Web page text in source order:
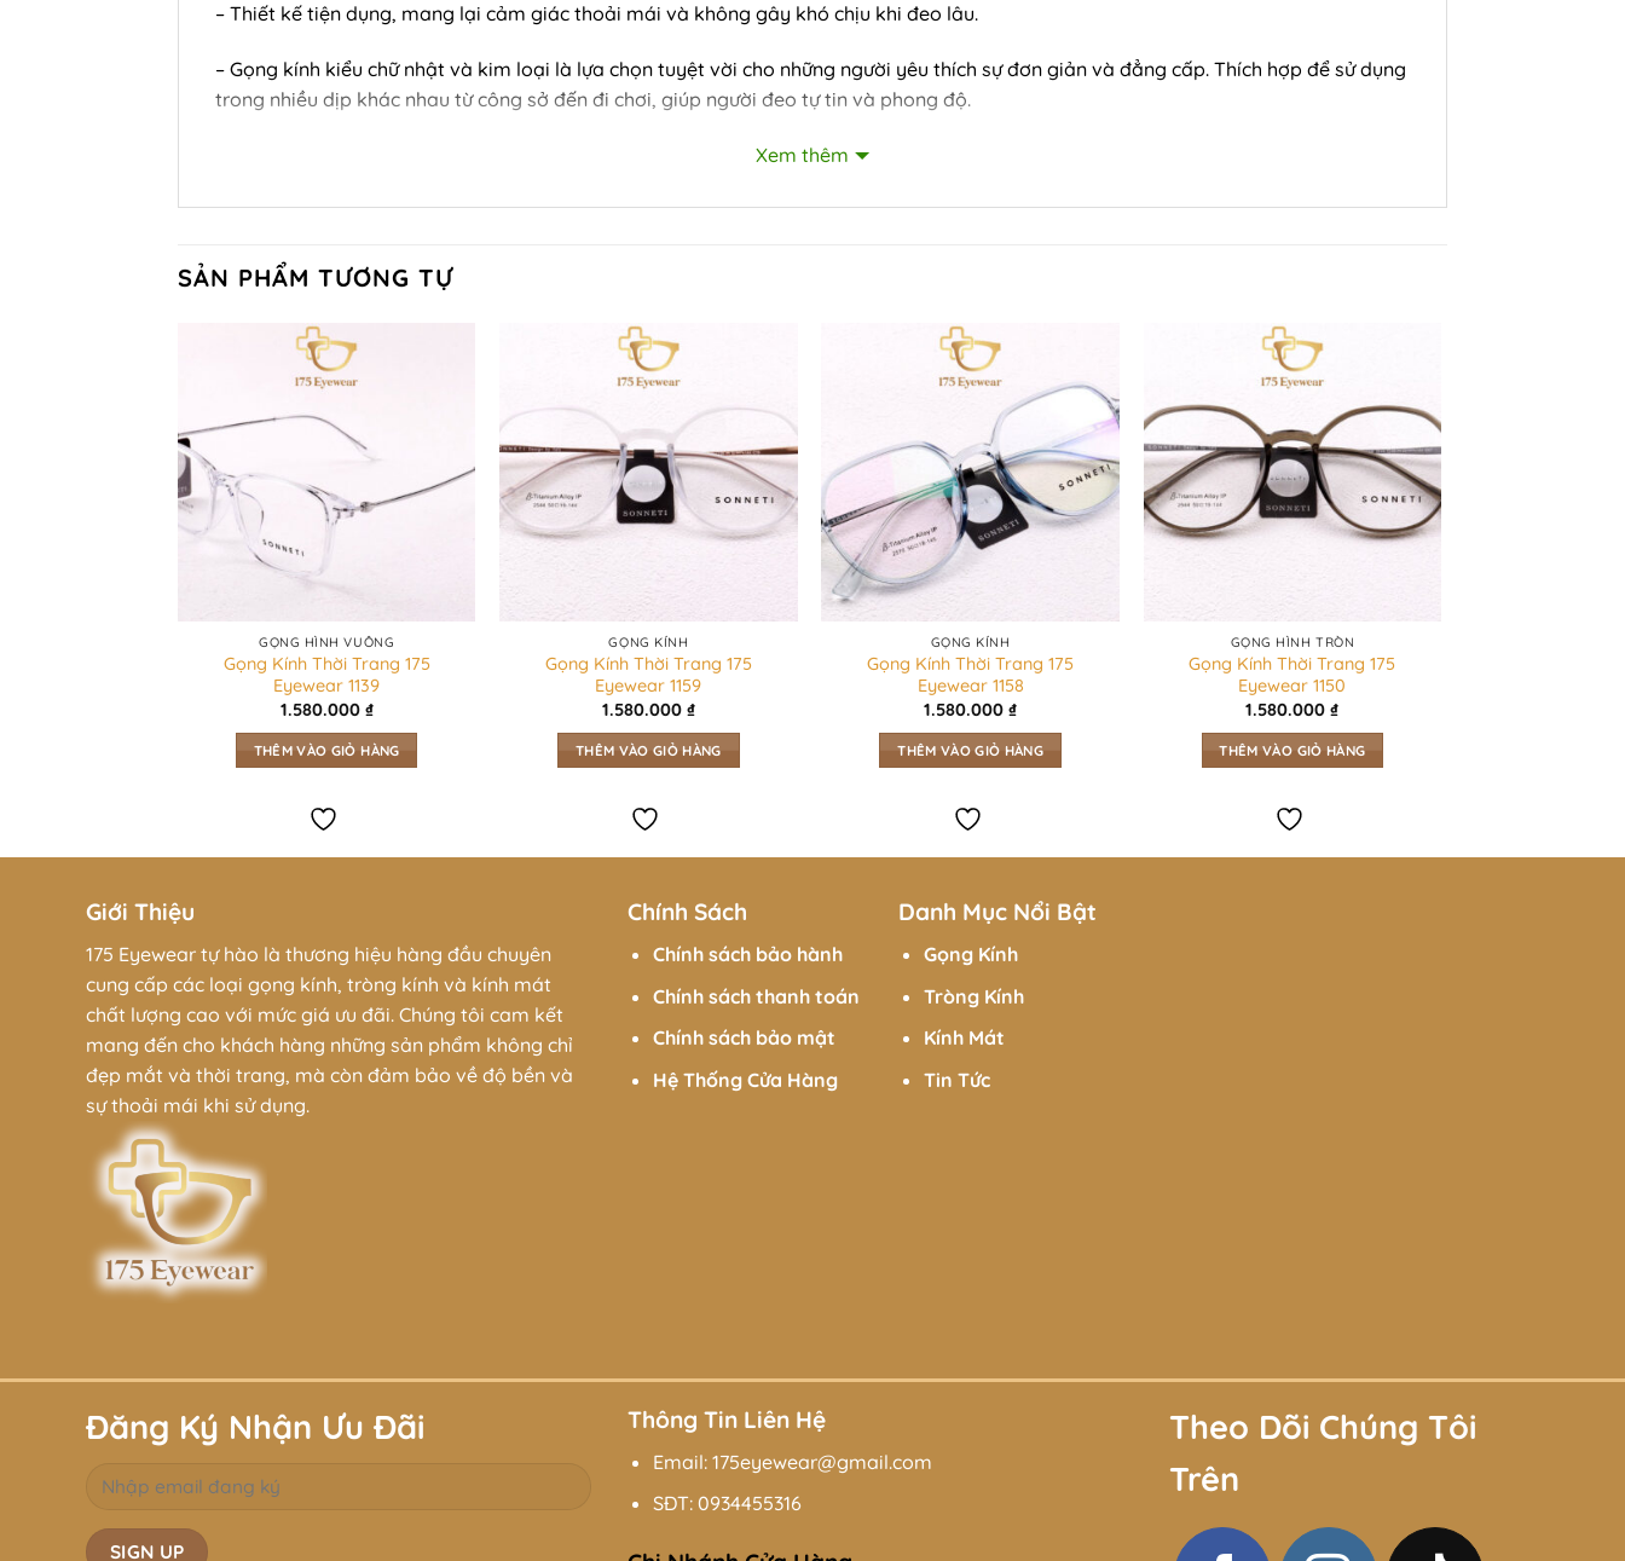
– Thiết kế tiện dụng, mang lại cảm giác thoải mái và không gây khó chịu khi đeo lâu.
– Gọng kính kiểu chữ nhật và kim loại là lựa chọn tuyệt vời cho những người yêu thích sự đơn giản và đẳng cấp. Thích hợp để sử dụng
trong nhiều dịp khác nhau từ công sở đến đi chơi, giúp người đeo tự tin và phong độ.
Xem thêm
SẢN PHẨM TƯƠNG TỰ
GỌNG HÌNH VUÔNG
Gọng Kính Thời Trang 175
Eyewear 1139
1.580.000 ₫
THÊM VÀO GIỎ HÀNG
GỌNG KÍNH
Gọng Kính Thời Trang 175
Eyewear 1159
1.580.000 ₫
THÊM VÀO GIỎ HÀNG
GỌNG KÍNH
Gọng Kính Thời Trang 175
Eyewear 1158
1.580.000₫
THÊM VÀO GIỎ HÀNG
GỌNG HÌNH TRÒN
Gọng Kính Thời Trang 175
Eyewear 1150
1.580.000₫
THÊM VÀO GIỎ HÀNG
Giới Thiệu
175 Eyewear tự hào là thương hiệu hàng đầu chuyên
cung cấp các loại gọng kính, tròng kính và kính mát
chất lượng cao với mức giá ưu đãi. Chúng tôi cam kết
mang đến cho khách hàng những sản phẩm không chỉ
đẹp mắt và thời trang, mà còn đảm bảo về độ bền và
sự thoải mái khi sử dụng.
Chính Sách
Chính sách bảo hành
Chính sách thanh toán
Chính sách bảo mật
Hệ Thống Cửa Hàng
Danh Mục Nổi Bật
Gọng Kính
Tròng Kính
Kính Mát
Tin Tức
Đăng Ký Nhận Ưu Đãi Thông Tin Liên Hệ
Email: 175eyewear@gmail.com
SĐT: 0934455316
Theo Dõi Chúng Tôi
Trên